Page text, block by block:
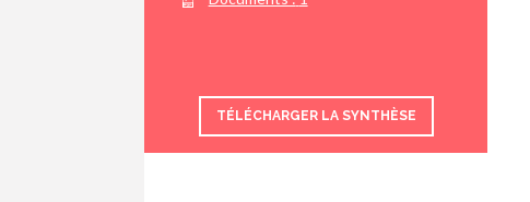
TÉLÉCHARGER LA SYNTHÈSE